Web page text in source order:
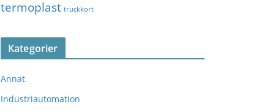
termoplast truckkort
Kategorier
Annat
Industriautomation